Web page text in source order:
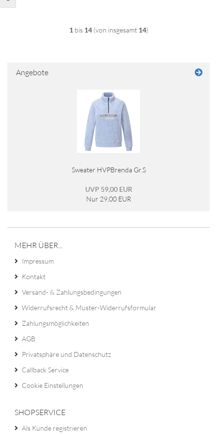
1 bis 14(von insgesamt 14)
Angebote
Sweater HVPBrenda Gr.S
UVP 59,00 EUR
Nur 29,00 EUR
MEHR ÜBER...
Impressum
Kontakt
Versand- & Zahlungsbedingungen
Widerrufsrecht & Muster-Widerrufsformular
Zahlungsmöglichkeiten
AGB
Privatsphäre und Datenschutz
Callback Service
Cookie Einstellungen
SHOPSERVICE
Als Kunde registrieren